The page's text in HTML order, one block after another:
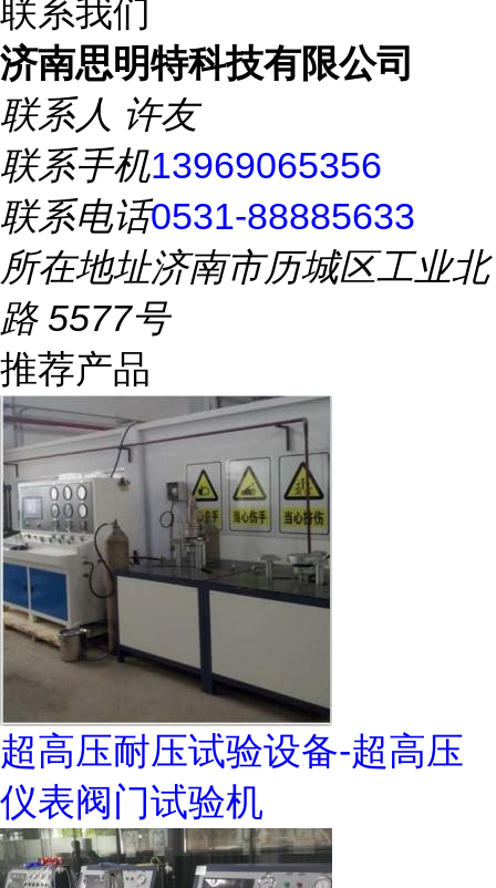
联系我们
济南思明特科技有限公司
联系人 许友
联系手机13969065356
联系电话0531-88885633
所在地址济南市历城区工业北
路 5577号
推荐产品
超高压耐压试验设备-超高压
仪表阀门试验机